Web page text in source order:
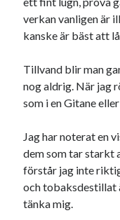
verkan vanligen är
kanske är bäst att
Tillvand blir man
nog aldrig. När jag
som i en Gitane
Jag har noterat en
dem som tar starkt
förstår jag inte
och tobaksdestillat
tänka mig.